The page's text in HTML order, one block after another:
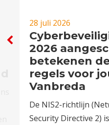
28 juli 2026
2026
betekenen
regels voor
Vanbreda
De NIS2-richtlijn
Security Directive 2)